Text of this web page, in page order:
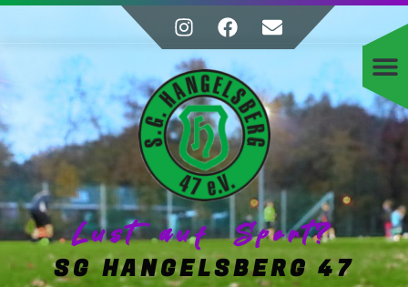
Lust auf Sport?
SG HANGELSBERG 47